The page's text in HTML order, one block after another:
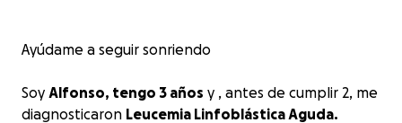
Ayúdame a seguir sonriendo
Soy Alfonso, tengo 3 años y , antes de cumplir 2, me
diagnosticaron Leucemia Linfoblástica Aguda.